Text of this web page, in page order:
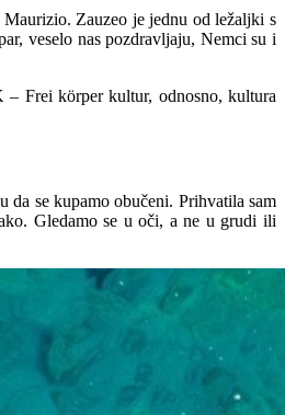
Zauzeo je jednu od ležaljki s
veselo nas pozdravljaju, Nemci su i
Frei körper kultur, odnosno, kultura
da se kupamo obučeni. Prihvatila sam
Gledamo se u oči, a ne u grudi ili